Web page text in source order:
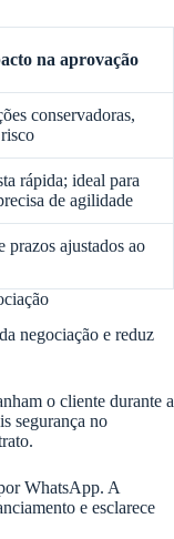
na aprovação
conservadoras,
rápida; ideal para
de agilidade
prazos ajustados ao
negociação e reduz
o cliente durante a
segurança no
WhatsApp. A
e esclarece